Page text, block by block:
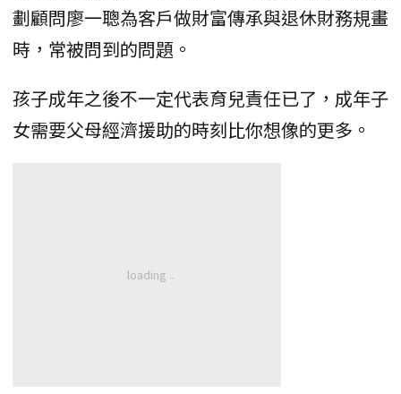
劃顧問廖一聰為客戶做財富傳承與退休財務規畫
時，常被問到的問題。
孩子成年之後不一定代表育兒責任已了，成年子
女需要父母經濟援助的時刻比你想像的更多。